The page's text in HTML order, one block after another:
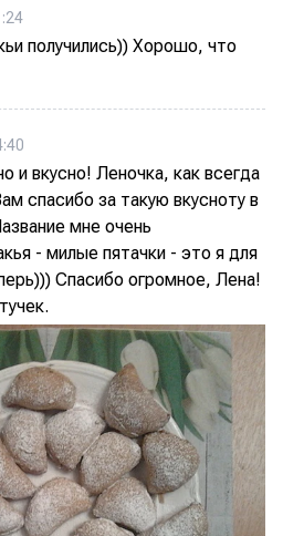
получились)) Хорошо, что
и вкусно! Леночка, как всегда
спасибо за такую вкусноту в
мне очень
- милые пятачки - это я для
Спасибо огромное, Лена!